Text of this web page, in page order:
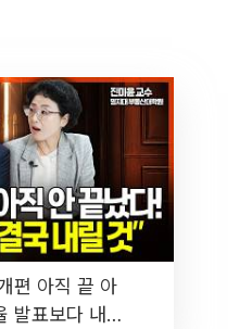
편 아직 끝 아
발표보다 내릴